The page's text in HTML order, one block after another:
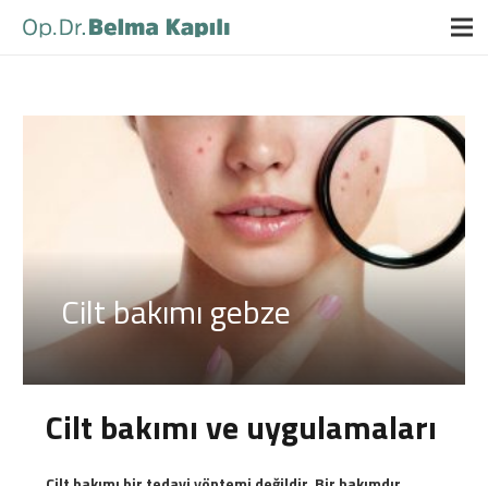
Cilt bakımı gebze
Cilt bakımı ve uygulamaları